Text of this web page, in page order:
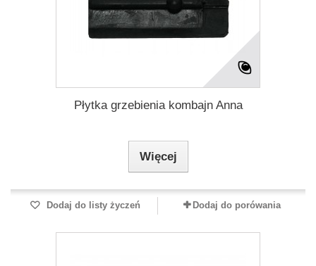
Płytka grzebienia kombajn Anna
Więcej
Dodaj do listy życzeń Dodaj do porówania